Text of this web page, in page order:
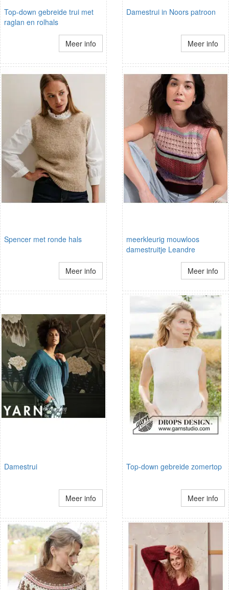
Top-down gebreide trui met
raglan en rolhals
Meer info
Damestrui in Noors patroon
Meer info
Spencer met ronde hals
Meer info
meerkleurig mouwloos
damestruitje Leandre
Meer info
Damestrui
Meer info
Top-down gebreide zomertop
Meer info